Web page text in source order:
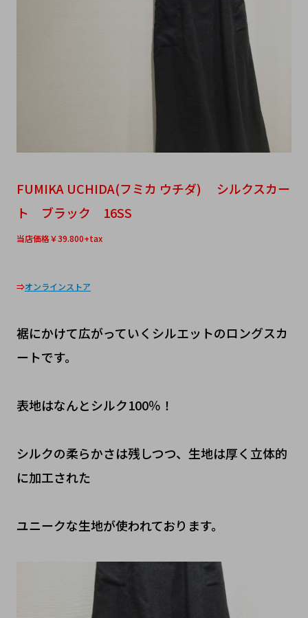
FUMIKA UCHIDA(フミカ ウチダ) シルクスカー
ト ブラック 16SS
当店価格￥39.800+tax
⇒オンラインストア
裾にかけて広がっていくシルエットのロングスカ
ートです。
表地はなんとシルク100％！
シルクの柔らかさは残しつつ、生地は厚く立体的
に加工された
ユニークな生地が使われております。